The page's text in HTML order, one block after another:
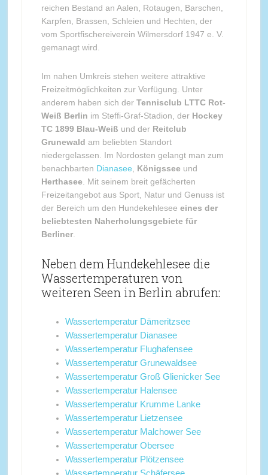
reichen Bestand an Aalen, Rotaugen, Barschen,
Karpfen, Brassen, Schleien und Hechten, der
vom Sportfischereiverein Wilmersdorf 1947 e. V.
gemanagt wird.
Im nahen Umkreis stehen weitere attraktive
Freizeitmöglichkeiten zur Verfügung. Unter
anderem haben sich der Tennisclub LTTC Rot-
Weiß Berlin im Steffi-Graf-Stadion, der Hockey
TC 1899 Blau-Weiß und der Reitclub
Grunewald am beliebten Standort
niedergelassen. Im Nordosten gelangt man zum
benachbarten Dianasee Königssee und
Herthasee . Mit seinem breit gefächerten
Freizeitangebot aus Sport, Natur und Genuss ist
der Bereich um den Hundekehlesee eines der
beliebtesten Naherholungsgebiete für
Berliner.
Neben dem Hundekehlesee die
Wassertemperaturen von
weiteren Seen in Berlin abrufen:
Wassertemperatur Dämeritzsee
Wassertemperatur Dianasee
Wassertemperatur Flughafensee
Wassertemperatur Grunewaldsee
Wassertemperatur Groß Glienicker See
Wassertemperatur Halensee
Wassertemperatur Krumme Lanke
Wassertemperatur Lietzensee
Wassertemperatur Malchower See
Wassertemperatur Obersee
Wassertemperatur Plötzensee